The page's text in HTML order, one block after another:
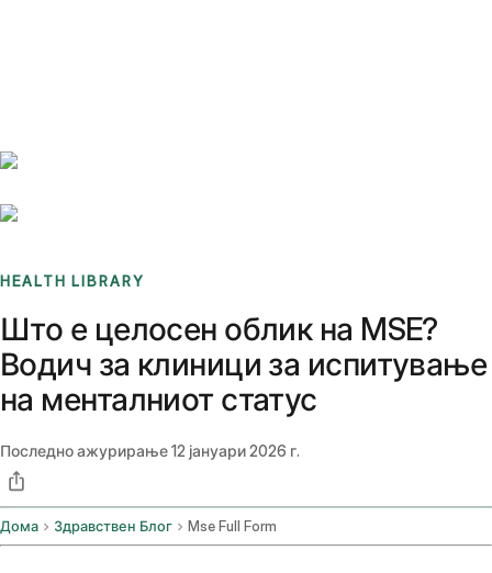
HEALTH LIBRARY
Што е целосен облик на MSE?
Водич за клиници за испитување
на менталниот статус
Последно ажурирање12 јануари 2026 г.
Дома Здравствен Блог Mse Full Form